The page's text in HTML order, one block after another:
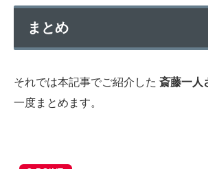
まとめ
それでは本記事でご紹介した斎藤一人
一度まとめます。